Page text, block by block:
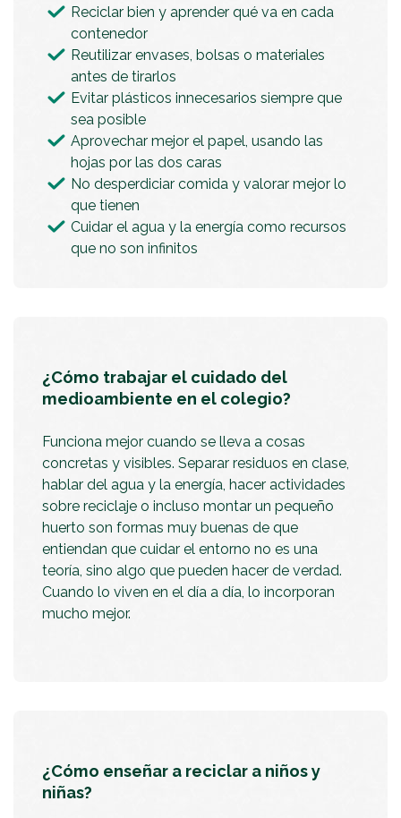
Reciclar bien y aprender qué va en cada
contenedor
Reutilizar envases, bolsas o materiales
antes de tirarlos
Evitar plásticos innecesarios siempre que
sea posible
Aprovechar mejor el papel, usando las
hojas por las dos caras
No desperdiciar comida y valorar mejor lo
que tienen
Cuidar el agua y la energía como recursos
que no son infinitos
¿Cómo trabajar el cuidado del
medioambiente en el colegio?
Funciona mejor cuando se lleva a cosas
concretas y visibles. Separar residuos en clase,
hablar del agua y la energía, hacer actividades
sobre reciclaje o incluso montar un pequeño
huerto son formas muy buenas de que
entiendan que cuidar el entorno no es una
teoría, sino algo que pueden hacer de verdad.
Cuando lo viven en el día a día, lo incorporan
mucho mejor.
¿Cómo enseñar a reciclar a niños y
niñas?